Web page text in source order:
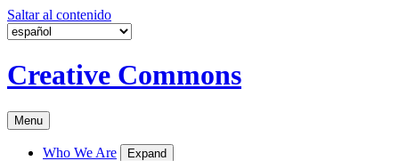
Saltar al contenido
Creative Commons
Menu
Who We Are Expand